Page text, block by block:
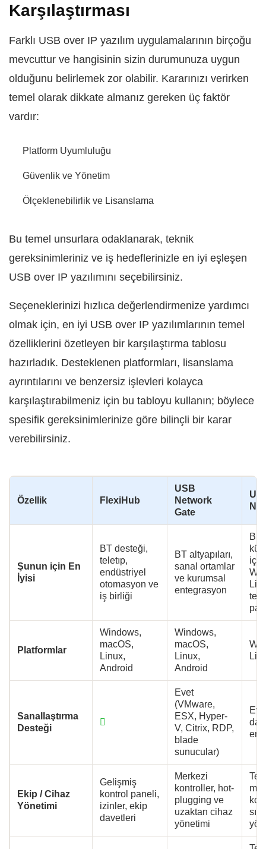
Karşılaştırması
Farklı USB over IP yazılım uygulamalarının birçoğu
mevcuttur ve hangisinin sizin durumunuza uygun
olduğunu belirlemek zor olabilir. Kararınızı verirken
temel olarak dikkate almanız gereken üç faktör
vardır:
Platform Uyumluluğu
Güvenlik ve Yönetim
Ölçeklenebilirlik ve Lisanslama
Bu temel unsurlara odaklanarak, teknik
gereksinimleriniz ve iş hedeflerinizle en iyi eşleşen
USB over IP yazılımını seçebilirsiniz.
Seçeneklerinizi hızlıca değerlendirmenize yardımcı
olmak için, en iyi USB over IP yazılımlarının temel
özelliklerini özetleyen bir karşılaştırma tablosu
hazırladık. Desteklenen platformları, lisanslama
ayrıntılarını ve benzersiz işlevleri kolayca
karşılaştırabilmeniz için bu tabloyu kullanın; böylece
spesifik gereksinimlerinize göre bilinçli bir karar
verebilirsiniz.
Özellik FlexiHub
USB
Network
Gate
Şunun için En
İyisi
BT desteği,
teletıp,
endüstriyel
otomasyon ve
iş birliği
BT altyapıları,
sanal ortamlar
ve kurumsal
entegrasyon
için
Platformlar
Windows,
macOS,
Linux,
Android
Windows,
macOS,
Linux,
Android
Sanallaştırma
Desteği
Evet
(VMware,
ESX, Hyper-
V, Citrix, RDP,
blade
sunucular)
Ekip / Cihaz
Yönetimi
Gelişmiş
kontrol paneli,
izinler, ekip
davetleri
Merkezi
kontroller, hot-
plugging ve
uzaktan cihaz
yönetimi